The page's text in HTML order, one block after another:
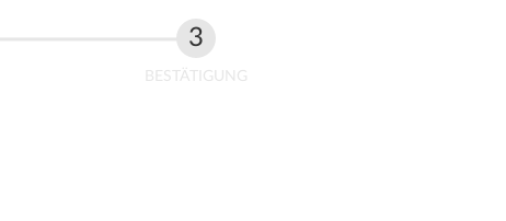
BESTÄTIGUNG